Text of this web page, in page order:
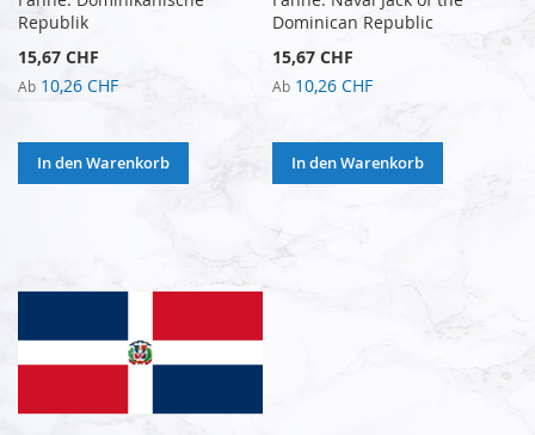
Republik
15,67 CHF
Ab 10,26 CHF
In den Warenkorb
Dominican Republic
15,67 CHF
Ab 10,26 CHF
In den Warenkorb